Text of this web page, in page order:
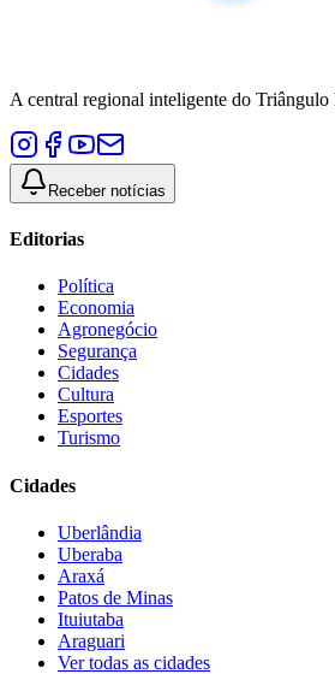
A central regional inteligente do
Receber notícias
Editorias
Política
Economia
Agronegócio
Segurança
Cidades
Cultura
Esportes
Turismo
Cidades
Uberlândia
Uberaba
Araxá
Patos de Minas
Ituiutaba
Araguari
Ver todas as cidades